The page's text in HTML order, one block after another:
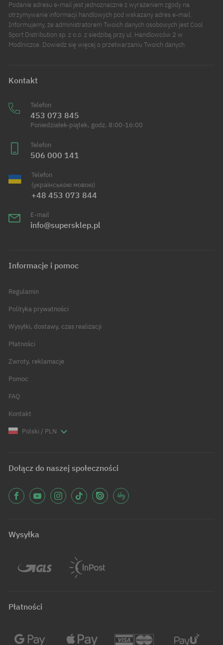
Podanie adresu e-mail jest jednoznaczne z wyrażeniem zgody na
otrzymywanie informacji handlowych pod wskazany adres e-mail.
Informujemy, że administratorem Twoich danych osobowych jest Cool
Sport Distribution sp. z o.o. z siedzibą przy ul. Handlowców 2 w
Modlniczce. Dowiedz się więcej o przetwarzaniu Twoich danych.
Kontakt
Telefon
453 073 845
Poniedziałek-piątek, godz. 8:00-16:00
Telefon
506 000 141
Telefon
(українською мовою)
+48 453 073 844
E-mail
info@supersklep.pl
Informacje i pomoc
Regulamin
Polityka prywatności
Wysyłki, dostawy, czas realizacji
Płatności
Zwroty, reklamacje
Pomoc
FAQ
Kontakt
Polski / PLN
Dołącz do naszej społeczności
Wysyłka
Płatności